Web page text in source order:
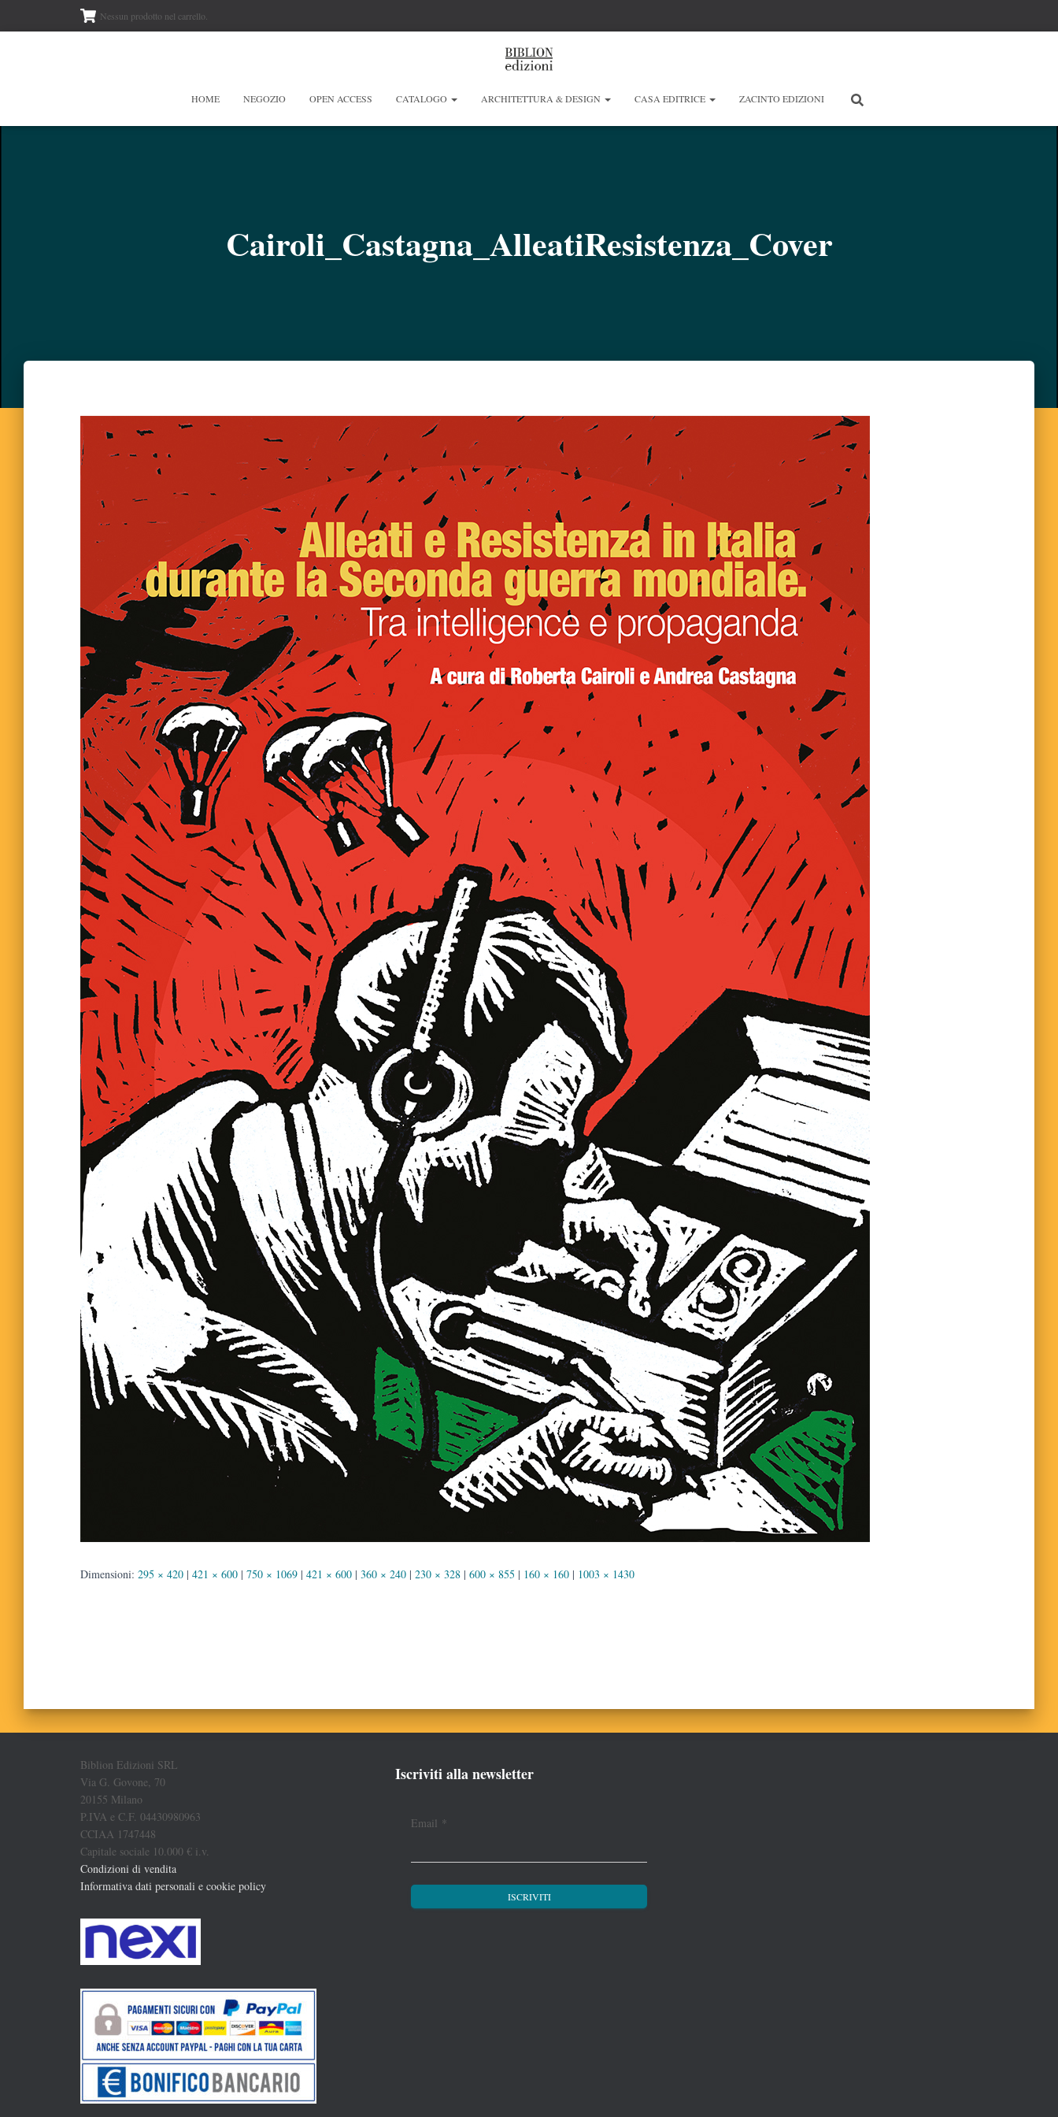
Nessun prodotto nel carrello.
HOME NEGOZIO OPEN ACCESS CATALOGO ARCHITETTURA & DESIGN CASA EDITRICE ZACINTO EDIZIONI
Cairoli_Castagna_AlleatiResistenza_Cover
Dimensioni: 295 × 420 | 421 × 600 | 750 × 1069 | 421 × 600 | 360 × 240 | 230 × 328 | 600 × 855 | 160 × 160 | 1003 × 1430
Biblion Edizioni SRL
Via G. Govone, 70
20155 Milano
P.IVA e C.F. 04430980963
CCIAA 1747448
Capitale sociale 10.000 € i.v.
Condizioni di vendita
Informativa dati personali e cookie policy
Iscriviti alla newsletter
Email *